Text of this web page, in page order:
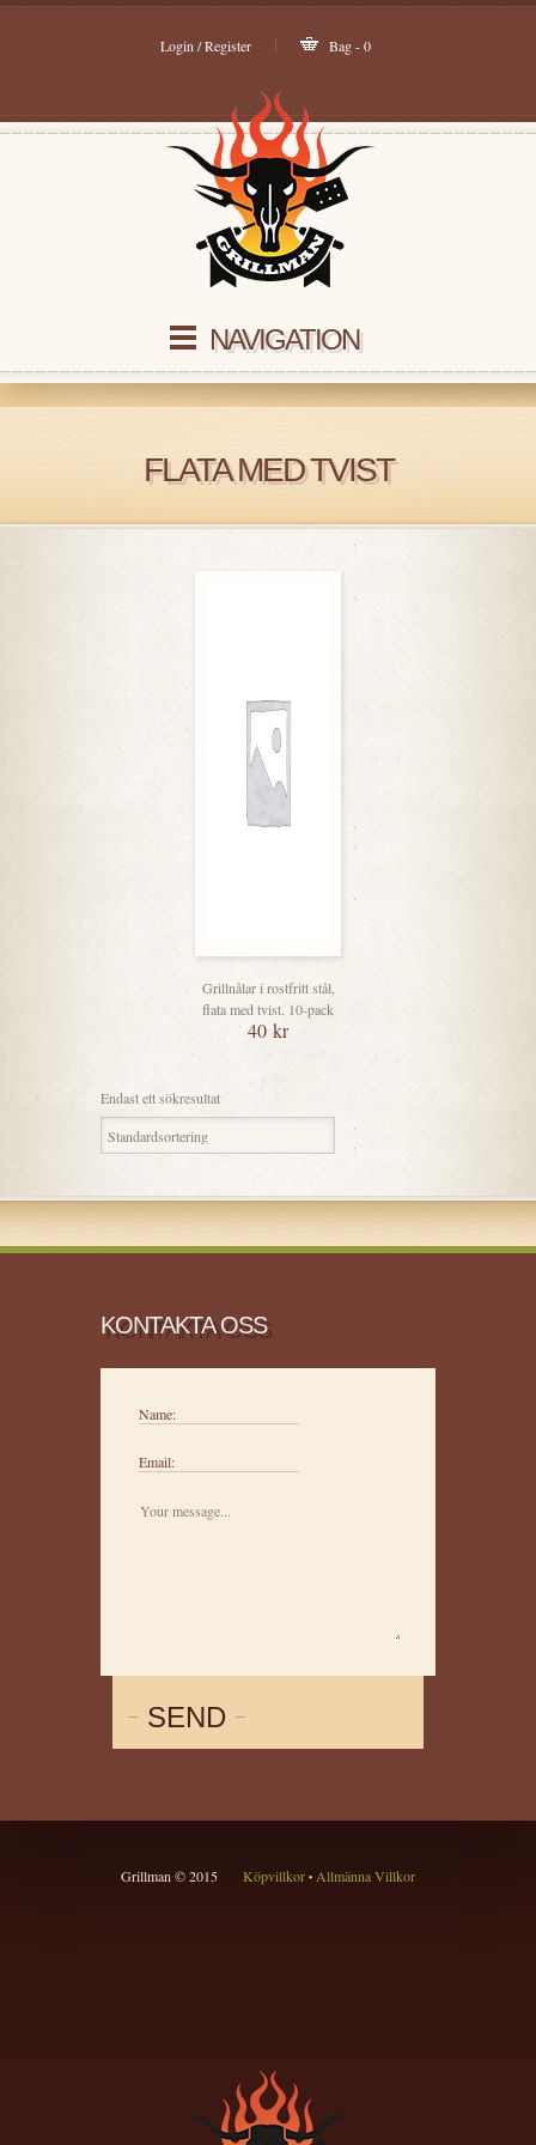
Login / Register Bag - 0
NAVIGATION
FLATA MED TVIST
Grillnålar i rostfritt stål,
flata med tvist. 10-pack
40 kr
Endast ett sökresultat
KONTAKTA OSS
Name:
Email:
SEND
Grillman © 2015 Köpvillkor • Allmänna Villkor